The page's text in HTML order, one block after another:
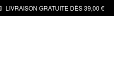
LIVRAISON GRATUITE DÈS 39,00 €